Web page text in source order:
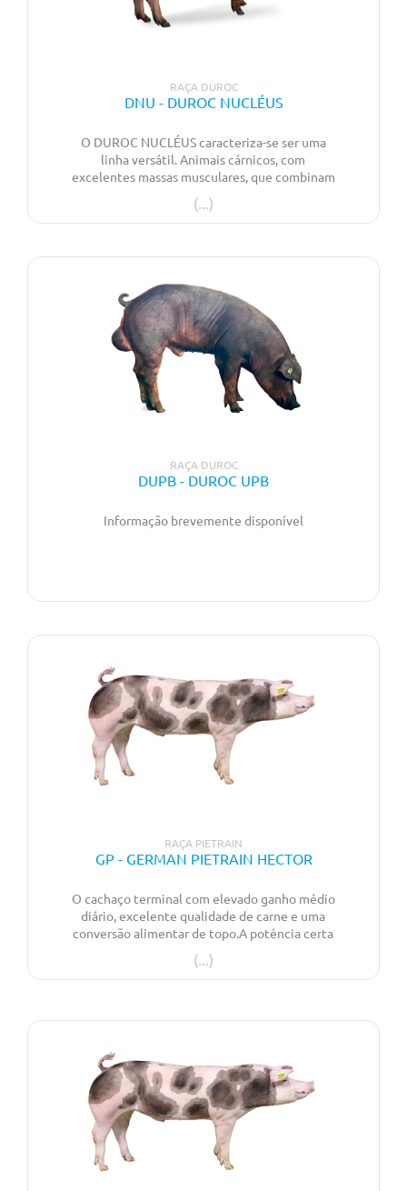
RAÇA DUROC
DNU - DUROC NUCLÉUS
O DUROC NUCLÉUS caracteriza-se ser uma
linha versátil. Animais cárnicos, com
excelentes massas musculares, que combinam
velocidade de crescimento e eficiência
alimentar com uma excelente qualidade de
carne e rendimento em carcaça. Podem ainda
de leitão de assar. Num mercado em constante
mudança permite ter animais enquadrados no
mercado de leitão de assar e leitão para
engorda.
RAÇA DUROC
DUPB - DUROC UPB
Informação brevemente disponível
RAÇA PIETRAIN
GP - GERMAN PIETRAIN HECTOR
O cachaço terminal com elevado ganho médio
diário, excelente qualidade de carne e uma
conversão alimentar de topo.A potência certa
para um desempenho excecional!